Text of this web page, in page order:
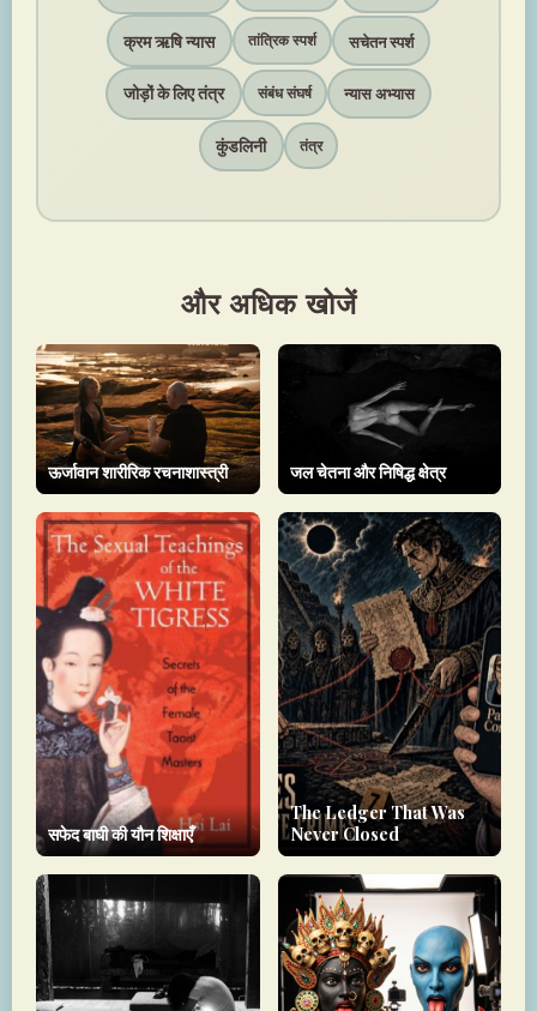
क्रम ऋषि न्यास तांत्रिक स्पर्श सचेतन स्पर्श
जोड़ों के लिए तंत्र संबंध संघर्ष न्यास अभ्यास
कुंडलिनी तंत्र
और अधिक खोजें
ऊर्जावान शारीरिक रचनाशास्त्री जल चेतना और निषिद्ध क्षेत्र
सफेद बाघी की यौन शिक्षाएँ
The Ledger That Was
Never Closed